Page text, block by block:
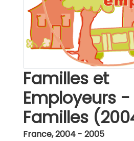
Familles et
Employeurs
Familles
France,2004 - 2005